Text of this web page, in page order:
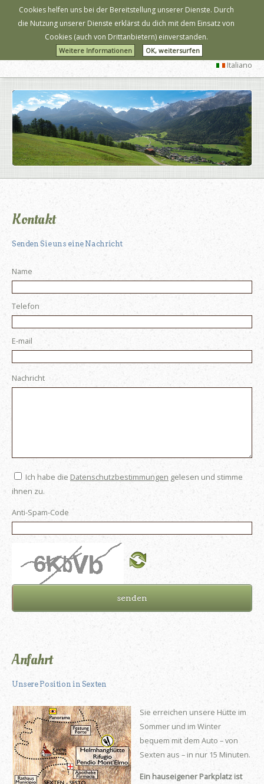
Cookies helfen uns bei der Bereitstellung unserer Dienste. Durch
die Nutzung unserer Dienste erklärst du dich mit dem Einsatz von
Cookies (auch von Drittanbietern) einverstanden.
Weitere Informationen OK, weitersurfen
Helmhanghütte
1.610m Sexten - Drei Zinnen Dolomiten
Italiano
Kontakt
Senden Sie uns eine Nachricht
Name
Telefon
E-mail
Nachricht
Ich habe die Datenschutzbestimmungen gelesen und stimme
ihnen zu.
Anti-Spam-Code
senden
Anfahrt
Unsere Position in Sexten
Sie erreichen unsere Hütte im
Sommer und im Winter
bequem mit dem Auto – von
Sexten aus – in nur 15 Minuten.
Ein hauseigener Parkplatz ist